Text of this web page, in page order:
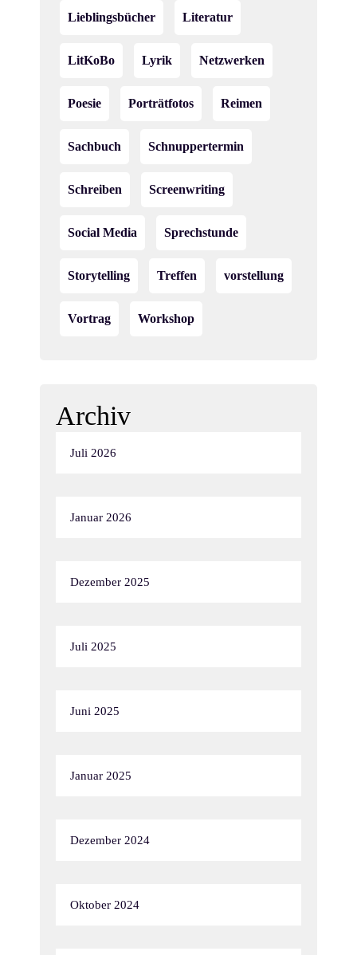
Lieblingsbücher Literatur
LitKoBo Lyrik Netzwerken
Poesie Porträtfotos Reimen
Sachbuch Schnuppertermin
Schreiben Screenwriting
Social Media Sprechstunde
Storytelling Treffen vorstellung
Vortrag Workshop
Archiv
Juli 2026
Januar 2026
Dezember 2025
Juli 2025
Juni 2025
Januar 2025
Dezember 2024
Oktober 2024